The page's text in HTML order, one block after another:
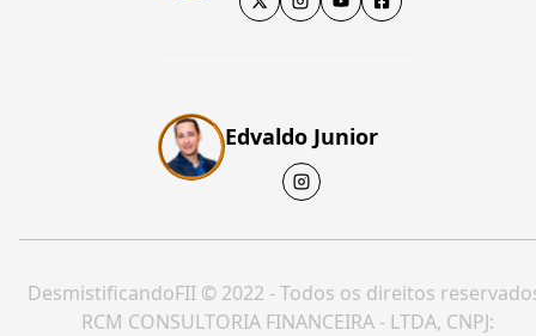
Edvaldo Junior
DesmistificandoFII © 2022 - Todos os direitos
RCM CONSULTORIA FINANCEIRA - LTDA, CNPJ: